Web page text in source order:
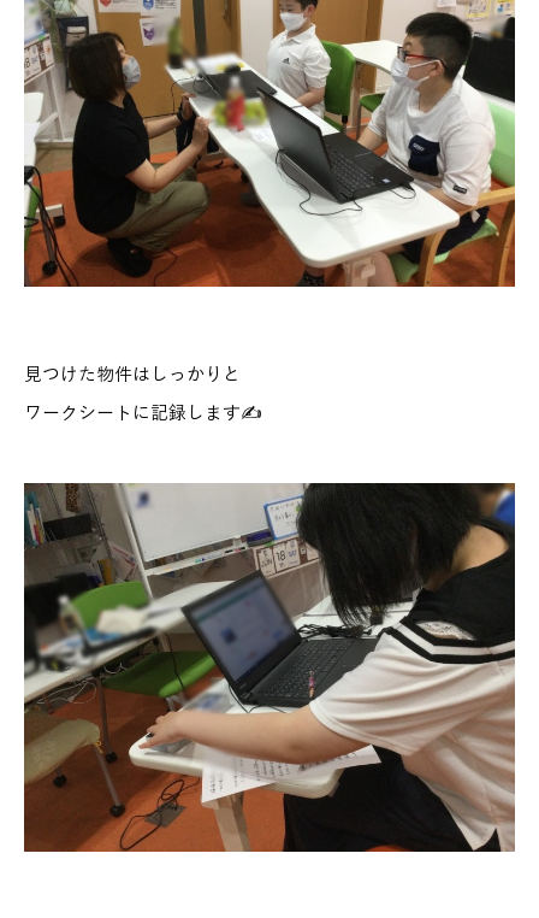
見つけた物件はしっかりと
ワークシートに記録します✍